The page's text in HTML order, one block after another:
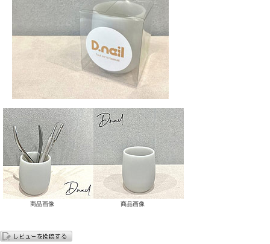
商品画像 商品画像